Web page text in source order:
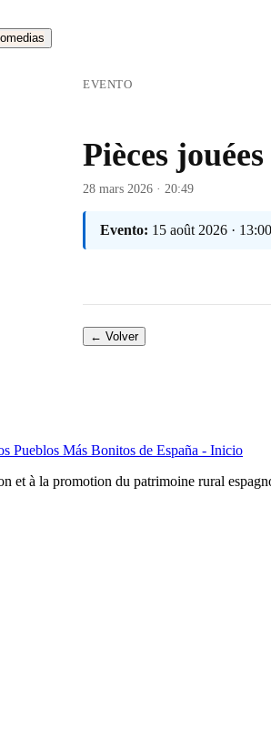
EVENTO
Pièces
28 mars 2026 · 20:49
Evento: 15 août 2026 ·
← Volver
Pueblos Más Bonitos de España - Inicio
et à la promotion du patrimoine rural